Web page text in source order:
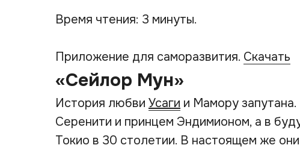
Время чтения: 3 минуты.
Приложение для саморазвития. Скачать
«Сейлор Мун»
История любви Усаги и Мамору
Серенити и принцем Эндимионом, а в
Токио в 30 столетии. В настоящем же